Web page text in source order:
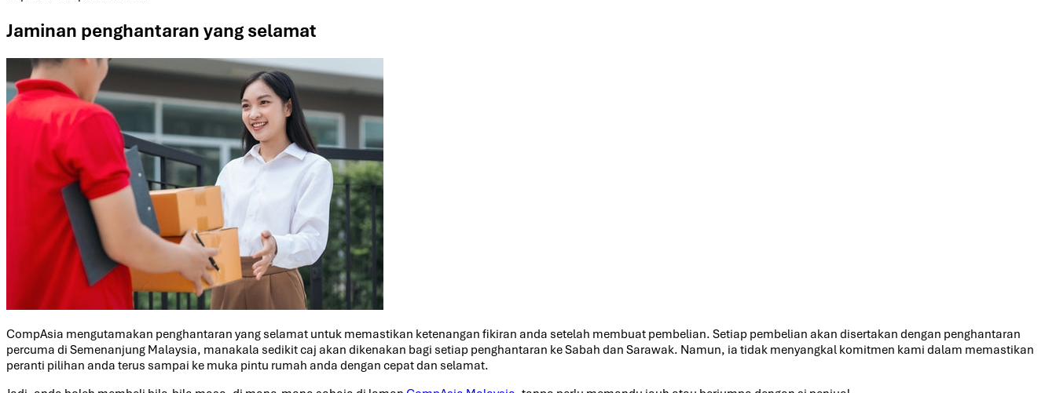
Jaminan penghantaran yang selamat
CompAsia mengutamakan penghantaran yang selamat untuk memastikan ketenangan fikiran anda setelah membuat pembelian. Setiap pembelian akan disertakan dengan penghantaran
percuma di Semenanjung Malaysia, manakala sedikit caj akan dikenakan bagi setiap penghantaran ke Sabah dan Sarawak. Namun, ia tidak menyangkal komitmen kami dalam memastikan
peranti pilihan anda terus sampai ke muka pintu rumah anda dengan cepat dan selamat.